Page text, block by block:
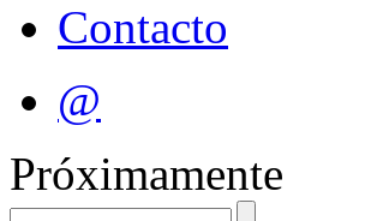
Contacto
@
Próximamente